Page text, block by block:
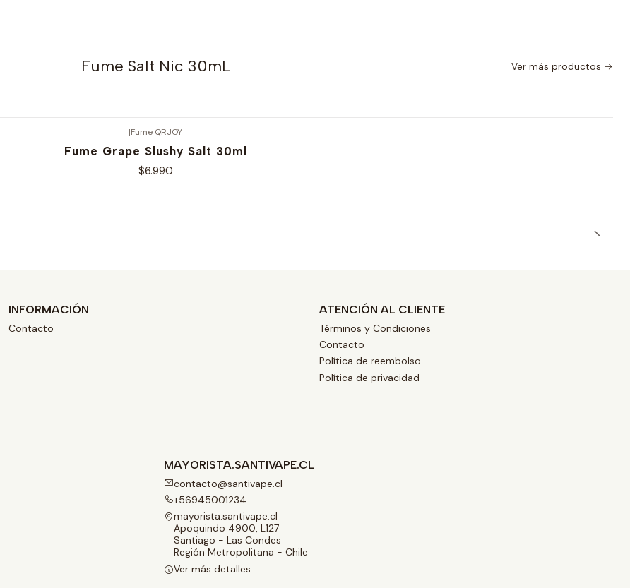
Fume Salt Nic 30mL Ver más productos
|Fume QRJOY
Fume Grape Slushy Salt 30ml
$6.990
INFORMACIÓN
Contacto
ATENCIÓN AL CLIENTE
Términos y Condiciones
Contacto
Política de reembolso
Política de privacidad
MAYORISTA.SANTIVAPE.CL
contacto@santivape.cl
+56945001234
mayorista.santivape.cl
Apoquindo 4900, L127
Santiago - Las Condes
Región Metropolitana - Chile
Ver más detalles